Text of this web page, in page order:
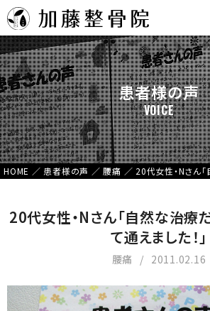
患者様の声
VOICE
HOME ／ 患者様の声 ／腰痛 ／ 20代女性・Nさん
20代女性・Nさん「自然な治療
て通えました！」
腰痛 2011.02.16